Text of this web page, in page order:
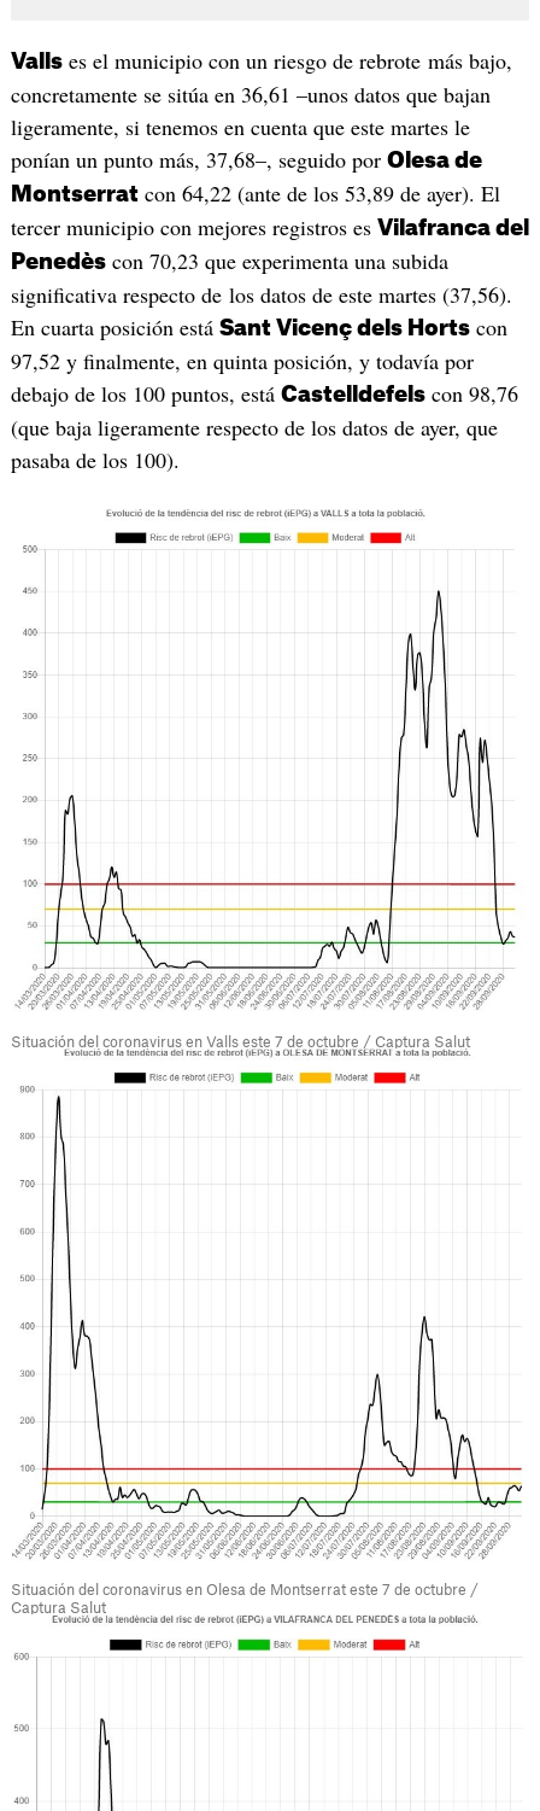
Vallses el municipio con un riesgo de rebrote más bajo,
concretamente se sitúa en 36,61 –unos datos que bajan
ligeramente, si tenemos en cuenta que este martes le
ponían un punto más, 37,68–, seguido por Olesa de
Montserratcon 64,22 (ante de los 53,89 de ayer). El
tercer municipio con mejores registros es Vilafranca del
Penedèscon 70,23 que experimenta una subida
significativa respecto de los datos de este martes (37,56).
En cuarta posición está Sant Vicenç dels Hortscon
97,52 y finalmente, en quinta posición, y todavía por
debajo de los 100 puntos, está Castelldefelscon 98,76
(que baja ligeramente respecto de los datos de ayer, que
pasaba de los 100).
Situación del coronavirus en Valls este 7 de octubre / Captura Salut
Situación del coronavirus en Olesa de Montserrat este 7 de octubre /
Captura Salut